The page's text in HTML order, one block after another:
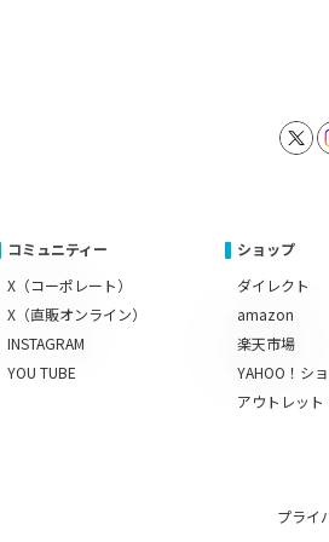
コミュニティー
X（コーポレート）
X（直販オンライン）
INSTAGRAM
YOU TUBE
ショップ
ダイレクト
amazon
楽天市場
YAHOO！シ
アウトレット
プライ